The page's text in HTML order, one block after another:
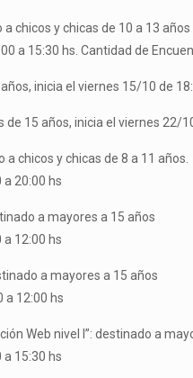
a chicos y chicas de 10 a 13 años
a 15:30 hs. Cantidad de
inicia el viernes 15/10 de
de 15 años, inicia el viernes 22/
a chicos y chicas de 8 a 11 años.
20:00 hs
a mayores a 15 años
12:00 hs
a mayores a 15 años
a 12:00 hs
Web nivel I”: destinado a
15:30 hs